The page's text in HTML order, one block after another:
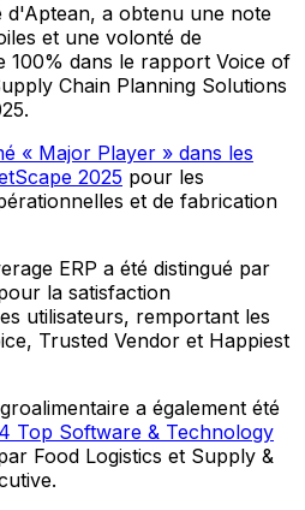
d'Aptean, a obtenu une note
et une volonté de
100% dans le rapport Voice of
Chain Planning Solutions
« Major Player » dans les
2025 pour les
et de fabrication
ERP a été distingué par
la satisfaction
utilisateurs, remportant les
Trusted Vendor et Happiest
a également été
Top Software & Technology
Food Logistics et Supply &